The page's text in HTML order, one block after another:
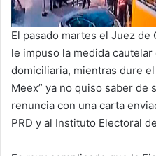
El pasado martes el Juez
le impuso la medida
domiciliaria, mientras dure
Meex” ya no quiso saber de
renuncia con una carta
PRD y al Instituto Electoral